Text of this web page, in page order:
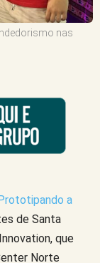
nas
a
de Santa
que
Norte